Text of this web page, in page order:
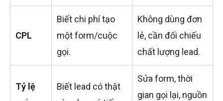
CPL
Biết chi phí tạo
một form/cuộc
gọi.
Không dùng đơn
lẻ, cần đối chiếu
chất lượng lead.
Tỷ lệ
Biết lead có thật
Sửa form, thời
gian gọi lại, nguồn